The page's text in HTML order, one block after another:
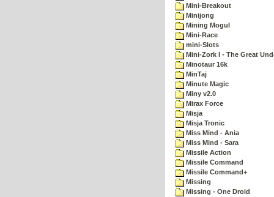
Mini-Breakout
Minijong
Mining Mogul
Mini-Race
mini-Slots
Mini-Zork I - The Great
Minotaur 16k
MinTaj
Minute Magic
Miny v2.0
Mirax Force
Misja
Misja Tronic
Miss Mind - Ania
Miss Mind - Sara
Missile Action
Missile Command
Missile Command+
Missing
Missing - One Droid